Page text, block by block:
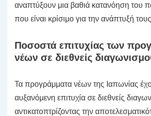
αναπτύξουν μια βαθιά κατανόηση του
που είναι κρίσιμο για την ανάπτυξή
Ποσοστά επιτυχίας των
νέων σε διεθνείς
Τα προγράμματα νέων της Ιαπωνίας
αυξανόμενη επιτυχία σε διεθνείς
αντικατοπτρίζοντας την